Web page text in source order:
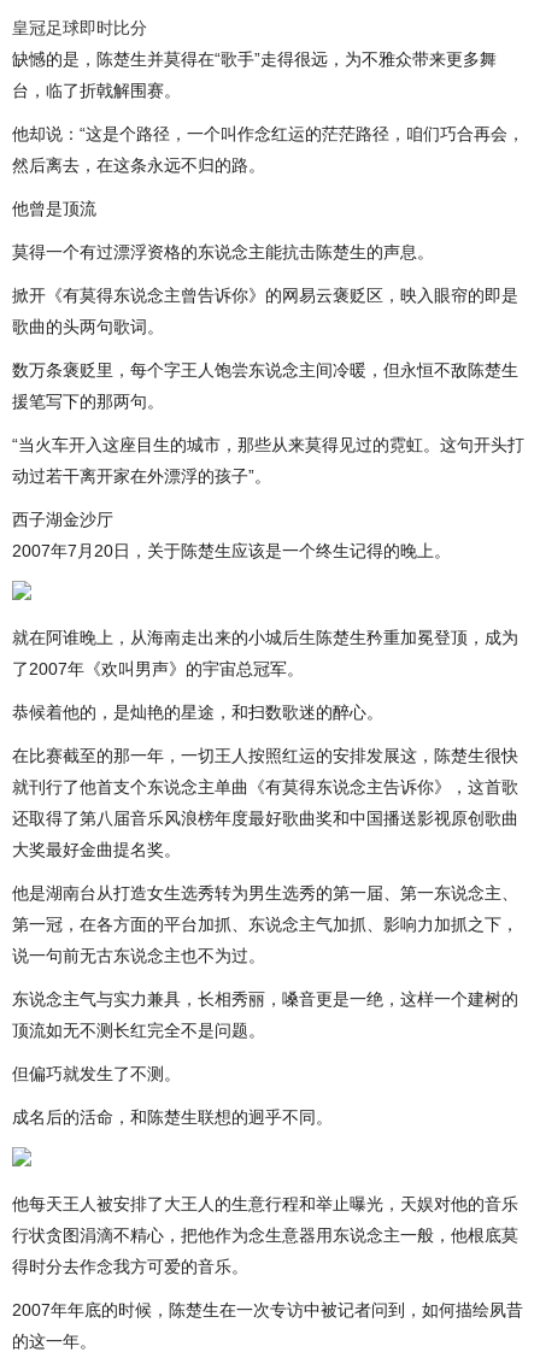
皇冠足球即时比分
缺憾的是，陈楚生并莫得在“歌手”走得很远，为不雅众带来更多舞
台，临了折戟解围赛。
他却说：“这是个路径，一个叫作念红运的茫茫路径，咱们巧合再会，
然后离去，在这条永远不归的路。
他曾是顶流
莫得一个有过漂浮资格的东说念主能抗击陈楚生的声息。
掀开《有莫得东说念主曾告诉你》的网易云褒贬区，映入眼帘的即是
歌曲的头两句歌词。
数万条褒贬里，每个字王人饱尝东说念主间冷暖，但永恒不敌陈楚生
援笔写下的那两句。
“当火车开入这座目生的城市，那些从来莫得见过的霓虹。这句开头打
动过若干离开家在外漂浮的孩子”。
西子湖金沙厅
2007年7月20日，关于陈楚生应该是一个终生记得的晚上。
就在阿谁晚上，从海南走出来的小城后生陈楚生矜重加冕登顶，成为
了2007年《欢叫男声》的宇宙总冠军。
恭候着他的，是灿艳的星途，和扫数歌迷的醉心。
在比赛截至的那一年，一切王人按照红运的安排发展这，陈楚生很快
就刊行了他首支个东说念主单曲《有莫得东说念主告诉你》，这首歌
还取得了第八届音乐风浪榜年度最好歌曲奖和中国播送影视原创歌曲
大奖最好金曲提名奖。
他是湖南台从打造女生选秀转为男生选秀的第一届、第一东说念主、
第一冠，在各方面的平台加抓、东说念主气加抓、影响力加抓之下，
说一句前无古东说念主也不为过。
东说念主气与实力兼具，长相秀丽，嗓音更是一绝，这样一个建树的
顶流如无不测长红完全不是问题。
但偏巧就发生了不测。
成名后的活命，和陈楚生联想的迥乎不同。
他每天王人被安排了大王人的生意行程和举止曝光，天娱对他的音乐
行状贪图涓滴不精心，把他作为念生意器用东说念主一般，他根底莫
得时分去作念我方可爱的音乐。
2007年年底的时候，陈楚生在一次专访中被记者问到，如何描绘夙昔
的这一年。